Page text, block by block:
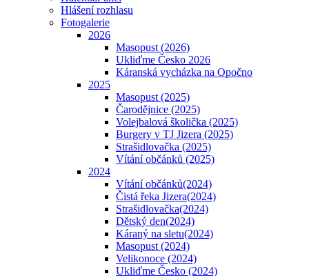
Hlášení rozhlasu
Fotogalerie
2026
Masopust (2026)
Ukliďme Česko 2026
Káranská vycházka na Opočno
2025
Masopust (2025)
Čarodějnice (2025)
Volejbalová školička (2025)
Burgery v TJ Jizera (2025)
Strašidlovačka (2025)
Vítání občánků (2025)
2024
Vítání občánků(2024)
Čistá řeka Jizera(2024)
Strašidlovačka(2024)
Dětský den(2024)
Káraný na sletu(2024)
Masopust (2024)
Velikonoce (2024)
Ukliďme Česko (2024)